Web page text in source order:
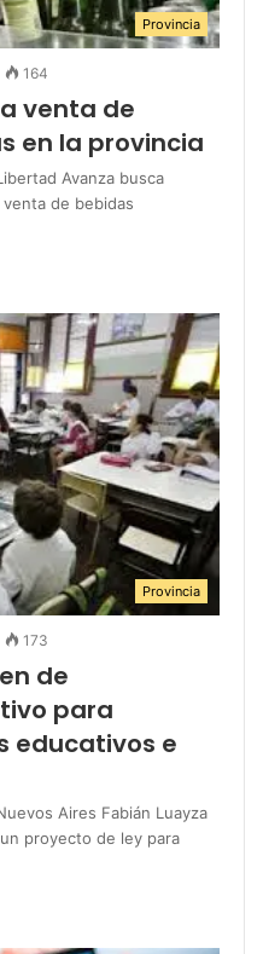
Provincia
164
venta de
en la provincia
Avanza busca
de bebidas
Provincia
173
de
para
educativos e
Aires Fabián Luayza
proyecto de ley para